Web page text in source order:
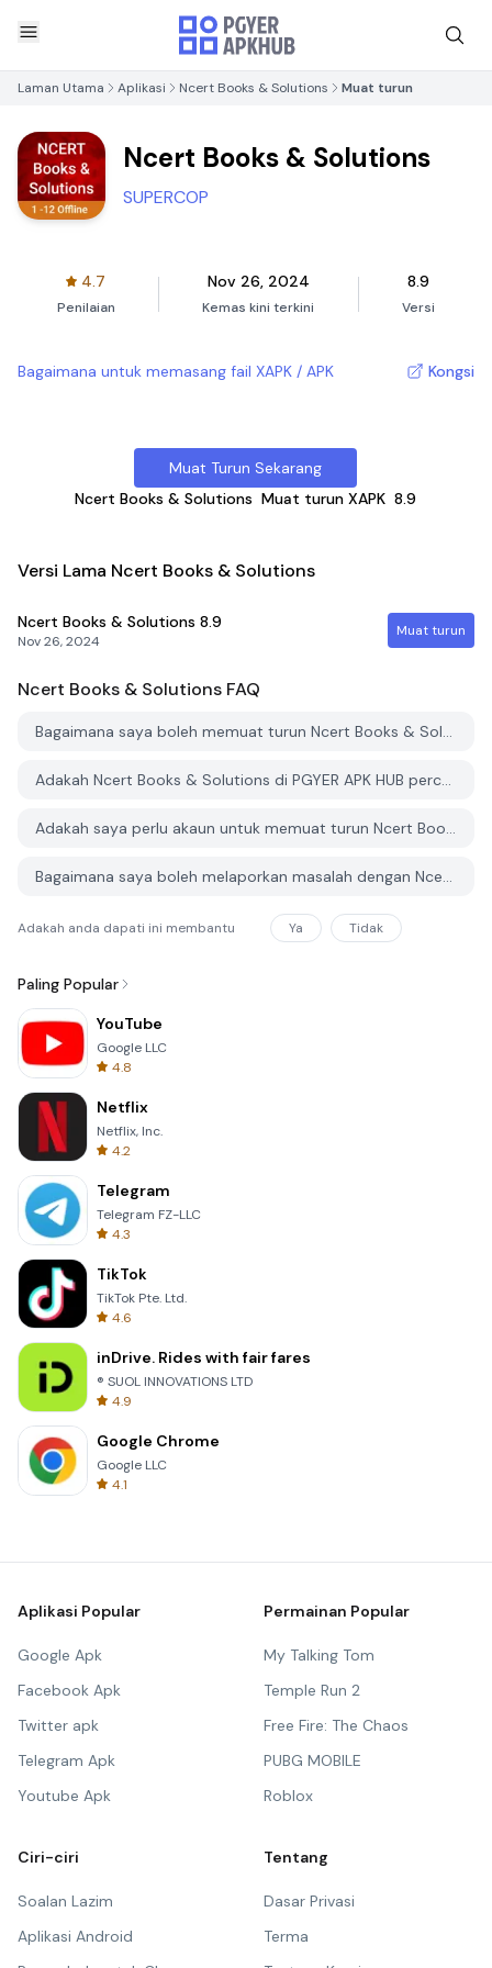
Laman Utama Aplikasi Ncert Books & Solutions Muat turun
Ncert Books & Solutions
SUPERCOP
4.7
Penilaian
Nov 26, 2024
Kemas kini terkini
8.9
Versi
Bagaimana untuk memasang fail XAPK / APK Kongsi
Muat Turun Sekarang
Ncert Books & Solutions Muat turun XAPK 8.9
Versi Lama Ncert Books & Solutions
Ncert Books & Solutions 8.9
Nov 26, 2024
Muat turun
Ncert Books & Solutions FAQ
Bagaimana saya boleh memuat turun Ncert Books & Solutions dari PGYER APK HUB?
Adakah Ncert Books & Solutions di PGYER APK HUB percuma untuk dimuat turun?
Adakah saya perlu akaun untuk memuat turun Ncert Books & Solutions dari PGYER APK HUB?
Bagaimana saya boleh melaporkan masalah dengan Ncert Books & Solutions di PGYER APK HUB?
Adakah anda dapati ini membantu Ya Tidak
Paling Popular
YouTube
Google LLC
4.8
Netflix
Netflix, Inc.
4.2
Telegram
Telegram FZ-LLC
4.3
TikTok
TikTok Pte. Ltd.
4.6
inDrive. Rides with fair fares
® SUOL INNOVATIONS LTD
4.9
Google Chrome
Google LLC
4.1
Aplikasi Popular
Google Apk
Facebook Apk
Twitter apk
Telegram Apk
Youtube Apk
Permainan Popular
My Talking Tom
Temple Run 2
Free Fire: The Chaos
PUBG MOBILE
Roblox
Ciri-ciri
Soalan Lazim
Aplikasi Android
Tentang
Dasar Privasi
Terma